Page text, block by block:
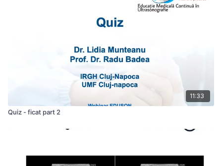
11:33
Quiz - ficat part 2